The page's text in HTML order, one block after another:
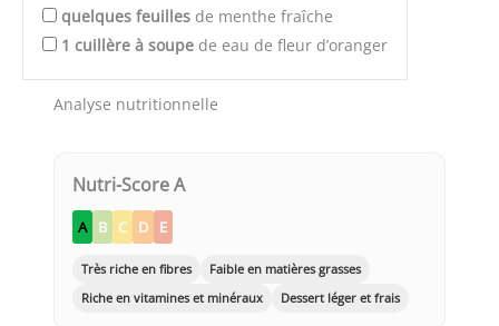
quelques feuilles de menthe fraîche
1 cuillère à soupe de eau de fleur d’oranger
Analyse nutritionnelle
Nutri-Score A
A B C D E
Très riche en fibres
Faible en matières grasses
Riche en vitamines et minéraux
Dessert léger et frais